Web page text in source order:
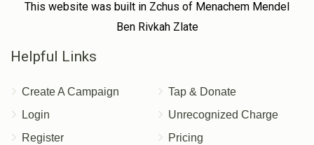
This website was built in Zchus of Menachem Mendel
Ben Rivkah Zlate
Helpful Links
Create A Campaign
Login
Register
Tap & Donate
Unrecognized Charge
Pricing